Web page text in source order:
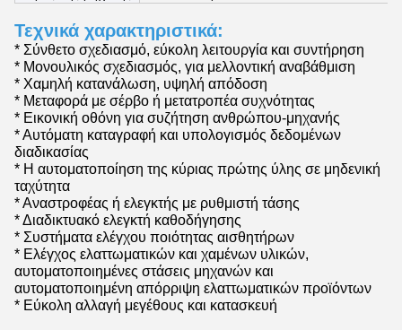
Τεχνικά χαρακτηριστικά:
* Σύνθετο σχεδιασμό, εύκολη λειτουργία και συντήρηση
* Μονουλικός σχεδιασμός, για μελλοντική αναβάθμιση
* Χαμηλή κατανάλωση, υψηλή απόδοση
* Μεταφορά με σέρβο ή μετατροπέα συχνότητας
* Εικονική οθόνη για συζήτηση ανθρώπου-μηχανής
* Αυτόματη καταγραφή και υπολογισμός δεδομένων
διαδικασίας
* Η αυτοματοποίηση της κύριας πρώτης ύλης σε μηδενική
ταχύτητα
* Αναστροφέας ή ελεγκτής με ρυθμιστή τάσης
* Διαδικτυακό ελεγκτή καθοδήγησης
* Συστήματα ελέγχου ποιότητας αισθητήρων
* Ελέγχος ελαττωματικών και χαμένων υλικών,
αυτοματοποιημένες στάσεις μηχανών και
αυτοματοποιημένη απόρριψη ελαττωματικών προϊόντων
* Εύκολη αλλαγή μεγέθους και κατασκευή